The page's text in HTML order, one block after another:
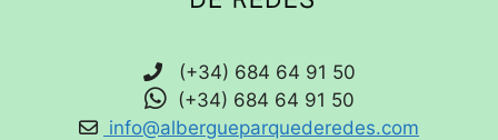
(+34) 684 64 91 50
(+34) 684 64 91 50
info@albergueparquederedes.com